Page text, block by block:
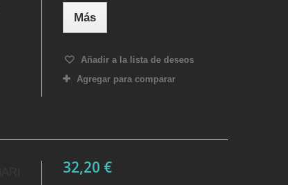
Más
Añadir a la lista de deseos
Agregar para comparar
32,20 €